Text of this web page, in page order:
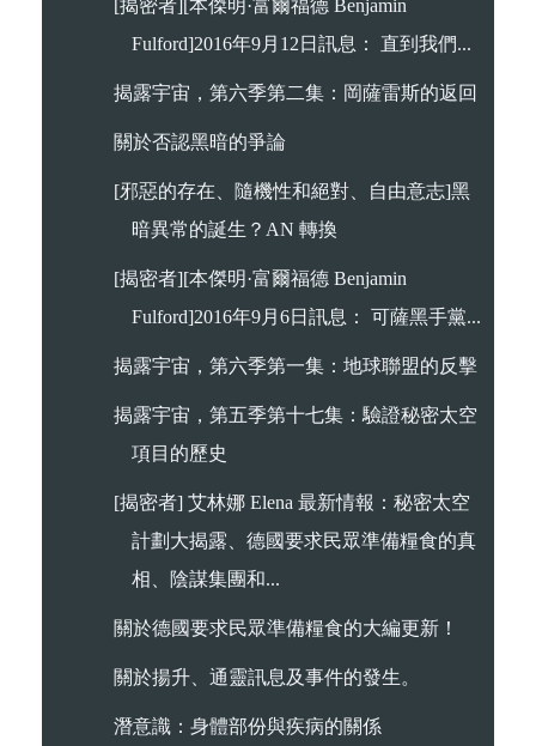
[揭密者][本傑明·富爾福德 Benjamin
Fulford]2016年9月12日訊息： 直到我們...
揭露宇宙，第六季第二集：岡薩雷斯的返回
關於否認黑暗的爭論
[邪惡的存在、隨機性和絕對、自由意志]黑
暗異常的誕生？AN 轉換
[揭密者][本傑明·富爾福德 Benjamin
Fulford]2016年9月6日訊息： 可薩黑手黨...
揭露宇宙，第六季第一集：地球聯盟的反擊
揭露宇宙，第五季第十七集：驗證秘密太空
項目的歷史
[揭密者] 艾林娜 Elena 最新情報：秘密太空
計劃大揭露、德國要求民眾準備糧食的真
相、陰謀集團和...
關於德國要求民眾準備糧食的大編更新！
關於揚升、通靈訊息及事件的發生。
潛意識：身體部份與疾病的關係